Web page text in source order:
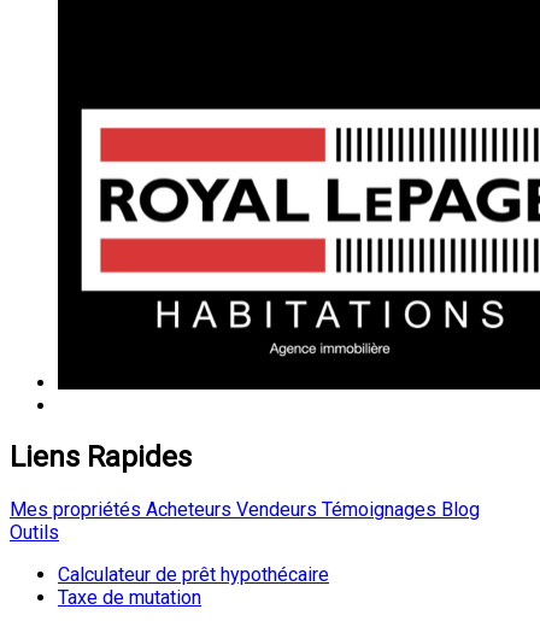
Liens Rapides
Mes propriétés Acheteurs Vendeurs Témoignages Blog
Outils
Calculateur de prêt hypothécaire
Taxe de mutation